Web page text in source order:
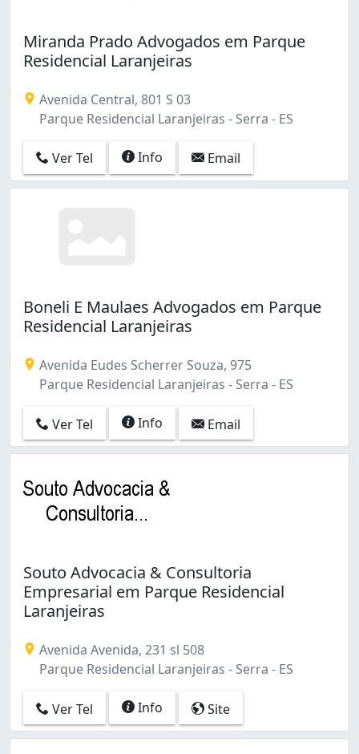
Miranda Prado Advogados em Parque
Residencial Laranjeiras
Avenida Central, 801 S 03
Parque Residencial Laranjeiras - Serra - ES
Ver Tel Info Email
Boneli E Maulaes Advogados em Parque
Residencial Laranjeiras
Avenida Eudes Scherrer Souza, 975
Parque Residencial Laranjeiras - Serra - ES
Ver Tel Info Email
Souto Advocacia & Consultoria
Empresarial em Parque Residencial
Laranjeiras
Avenida Avenida, 231 sl 508
Parque Residencial Laranjeiras - Serra - ES
Ver Tel Info Site